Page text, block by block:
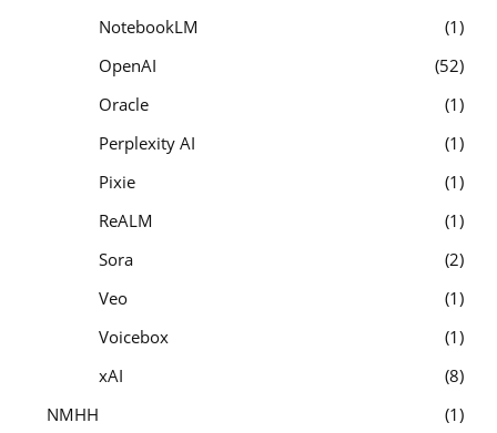
NotebookLM
1
OpenAI
52
Oracle
1
Perplexity AI
1
Pixie
1
ReALM
1
Sora
2
Veo
1
Voicebox
1
xAI
8
NMHH
1